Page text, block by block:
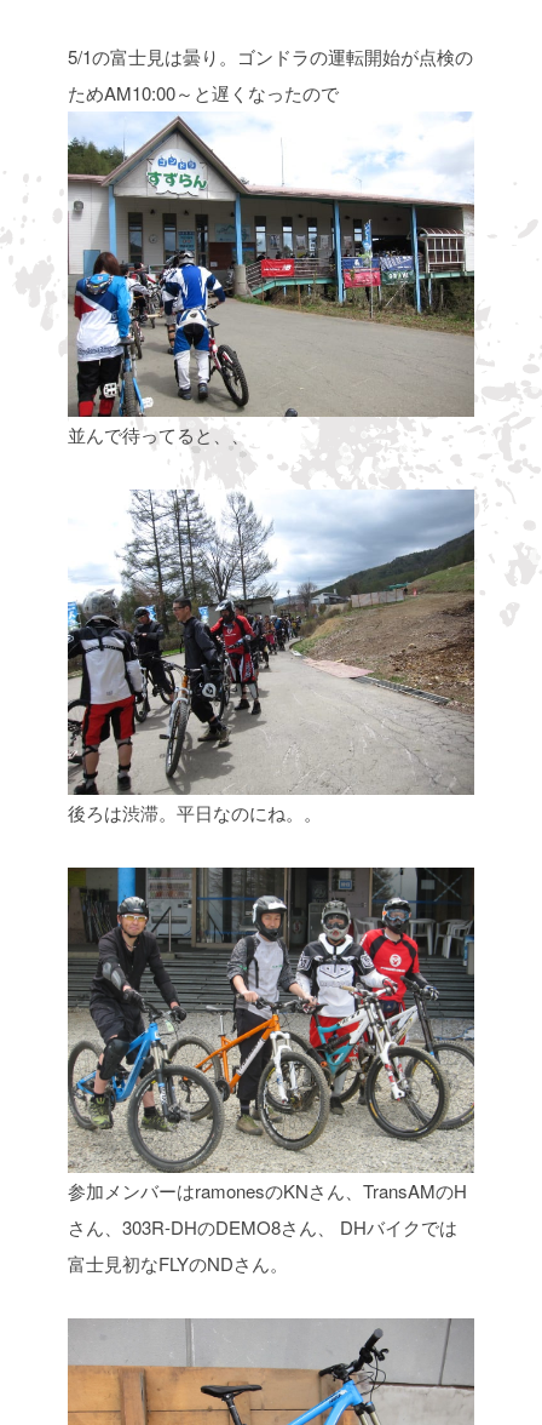
5/1の富士見は曇り。ゴンドラの運転開始が点検の
ためAM10:00～と遅くなったので
並んで待ってると、、
後ろは渋滞。平日なのにね。。
参加メンバーはramonesのKNさん、TransAMのH
さん、303R-DHのDEMO8さん、
DHバイクでは
富士見初なFLYのNDさん。